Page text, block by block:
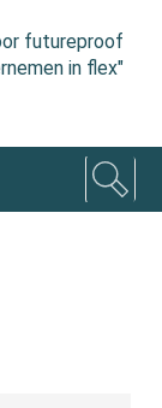
futureproof
in flex"